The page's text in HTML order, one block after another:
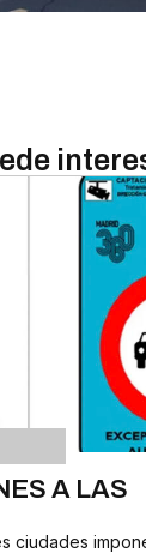
A LAS
ciudades